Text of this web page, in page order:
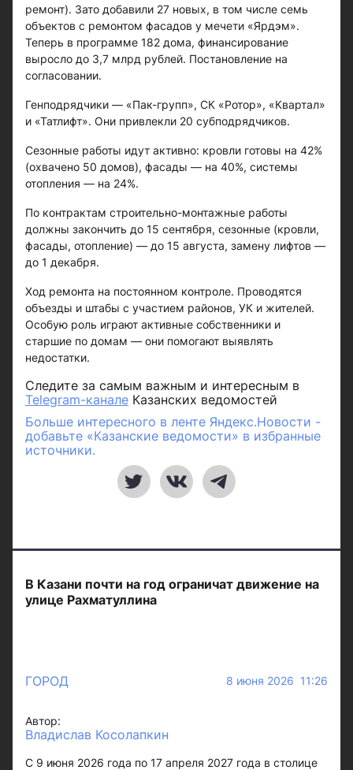
ремонт). Зато добавили 27 новых, в том числе семь
объектов с ремонтом фасадов у мечети «Ярдэм».
Теперь в программе 182 дома, финансирование
выросло до 3,7 млрд рублей. Постановление на
согласовании.
Генподрядчики — «Пак-групп», СК «Ротор», «Квартал»
и «Татлифт». Они привлекли 20 субподрядчиков.
Сезонные работы идут активно: кровли готовы на 42%
(охвачено 50 домов), фасады — на 40%, системы
отопления — на 24%.
По контрактам строительно-монтажные работы
должны закончить до 15 сентября, сезонные (кровли,
фасады, отопление) — до 15 августа, замену лифтов —
до 1 декабря.
Ход ремонта на постоянном контроле. Проводятся
объезды и штабы с участием районов, УК и жителей.
Особую роль играют активные собственники и
старшие по домам — они помогают выявлять
недостатки.
Следите за самым важным и интересным в
Telegram-канале Казанских ведомостей
Больше интересного в ленте Яндекс.Новости -
добавьте «Казанские ведомости» в избранные
источники.
В Казани почти на год ограничат движение на
улице Рахматуллина
ГОРОД 8 июня 2026 11:26
Автор:
Владислав Косолапкин
С 9 июня 2026 года по 17 апреля 2027 года в столице